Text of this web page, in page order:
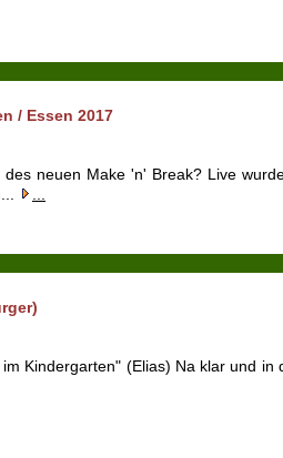
/ Essen 2017
neuen Make 'n' Break? Live
Kindergarten" (Elias) Na klar und